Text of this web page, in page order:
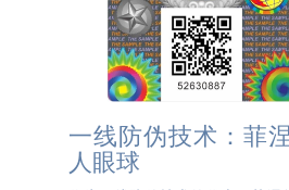
一线防伪技术：菲
人眼球